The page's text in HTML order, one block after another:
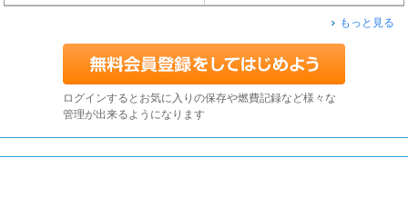
もっと見る
ログインするとお気に入りの保存や燃費記録など様々な
管理が出来るようになります